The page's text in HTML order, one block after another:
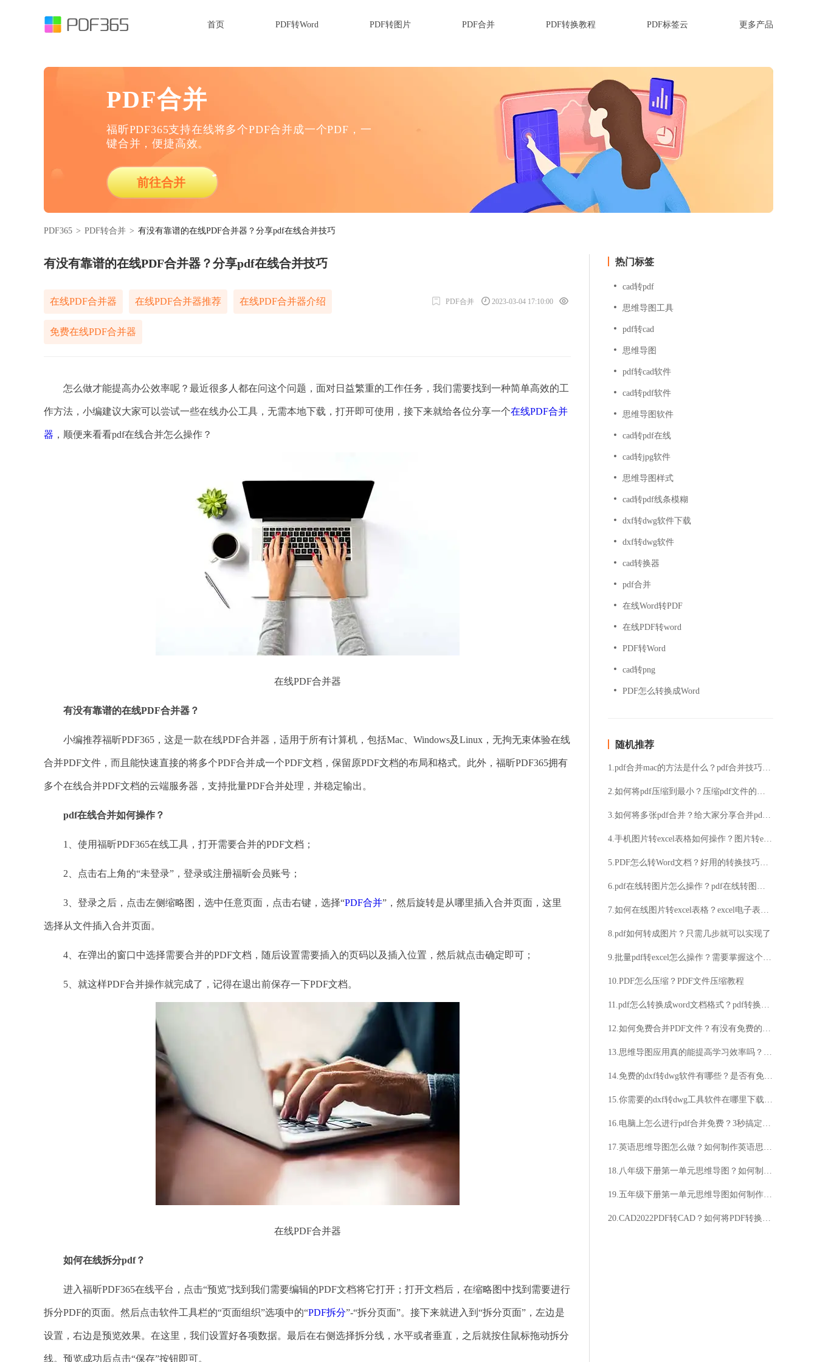
首页 PDF转Word PDF转图片 PDF合并 PDF转换教程 PDF标签云 更多产品
PDF合并
福昕PDF365支持在线将多个PDF合并成一个PDF，一
键合并，便捷高效。
前往合并
PDF365 > PDF转合并 > 有没有靠谱的在线PDF合并器？分享pdf在线合并技巧
有没有靠谱的在线PDF合并器？分享pdf在线合并技巧
在线PDF合并器 在线PDF合并器推荐 在线PDF合并器介绍
免费在线PDF合并器
PDF合并 2023-03-04 17:10:00
怎么做才能提高办公效率呢？最近很多人都在问这个问题，面对日益繁重的工作任务，我们需要找到一种简单高效的工
作方法，小编建议大家可以尝试一些在线办公工具，无需本地下载，打开即可使用，接下来就给各位分享一个在线PDF合并
器 ，顺便来看看pdf在线合并怎么操作？
在线PDF合并器
有没有靠谱的在线PDF合并器？
小编推荐福昕PDF365，这是一款在线PDF合并器，适用于所有计算机，包括Mac、Windows及Linux，无拘无束体验在线
合并PDF文件，而且能快速直接的将多个PDF合并成一个PDF文档，保留原PDF文档的布局和格式。此外，福昕PDF365拥有
多个在线合并PDF文档的云端服务器，支持批量PDF合并处理，并稳定输出。
pdf在线合并如何操作？
1、使用福昕PDF365在线工具，打开需要合并的PDF文档；
2、点击右上角的“未登录”，登录或注册福昕会员账号；
3、登录之后，点击左侧缩略图，选中任意页面，点击右键，选择“PDF合并”，然后旋转是从哪里插入合并页面，这里
选择从文件插入合并页面。
4、在弹出的窗口中选择需要合并的PDF文档，随后设置需要插入的页码以及插入位置，然后就点击确定即可；
5、就这样PDF合并操作就完成了，记得在退出前保存一下PDF文档。
在线PDF合并器
如何在线拆分pdf？
进入福昕PDF365在线平台，点击“预览”找到我们需要编辑的PDF文档将它打开；打开文档后，在缩略图中找到需要进行
拆分PDF的页面。然后点击软件工具栏的“页面组织”选项中的“PDF拆分”-“拆分页面”。接下来就进入到“拆分页面”，左边是
设置，右边是预览效果。在这里，我们设置好各项数据。最后在右侧选择拆分线，水平或者垂直，之后就按住鼠标拖动拆分
线。预览成功后点击“保存”按钮即可。
热门标签
cad转pdf
思维导图工具
pdf转cad
思维导图
pdf转cad软件
cad转pdf软件
思维导图软件
cad转pdf在线
cad转jpg软件
思维导图样式
cad转pdf线条模糊
dxf转dwg软件下载
dxf转dwg软件
cad转换器
pdf合并
在线Word转PDF
在线PDF转word
PDF转Word
cad转png
PDF怎么转换成Word
随机推荐
1.pdf合并mac的方法是什么？pdf合并技巧分享
2.如何将pdf压缩到最小？压缩pdf文件的具体步骤
3.如何将多张pdf合并？给大家分享合并pdf的方法
4.手机图片转excel表格如何操作？图片转excel好用的方法分享
5.PDF怎么转Word文档？好用的转换技巧分享
6.pdf在线转图片怎么操作？pdf在线转图片教程介绍
7.如何在线图片转excel表格？excel电子表格详细介绍
8.pdf如何转成图片？只需几步就可以实现了
9.批量pdf转excel怎么操作？需要掌握这个批量pdf转excel的方法
10.PDF怎么压缩？PDF文件压缩教程
11.pdf怎么转换成word文档格式？pdf转换成word文档简单方法分享
12.如何免费合并PDF文件？有没有免费的方法可以合并PDF文件？
13.思维导图应用真的能提高学习效率吗？如何选择适合自己的思维导图应用？
14.免费的dxf转dwg软件有哪些？是否有免费的dxf转dwg工具？
15.你需要的dxf转dwg工具软件在哪里下载？这款工具软件好用吗？
16.电脑上怎么进行pdf合并免费？3秒搞定看过来
17.英语思维导图怎么做？如何制作英语思维导图？
18.八年级下册第一单元思维导图？如何制作思维导图？
19.五年级下册第一单元思维导图如何制作？思维导图有什么作用？
20.CAD2022PDF转CAD？如何将PDF转换为CAD？